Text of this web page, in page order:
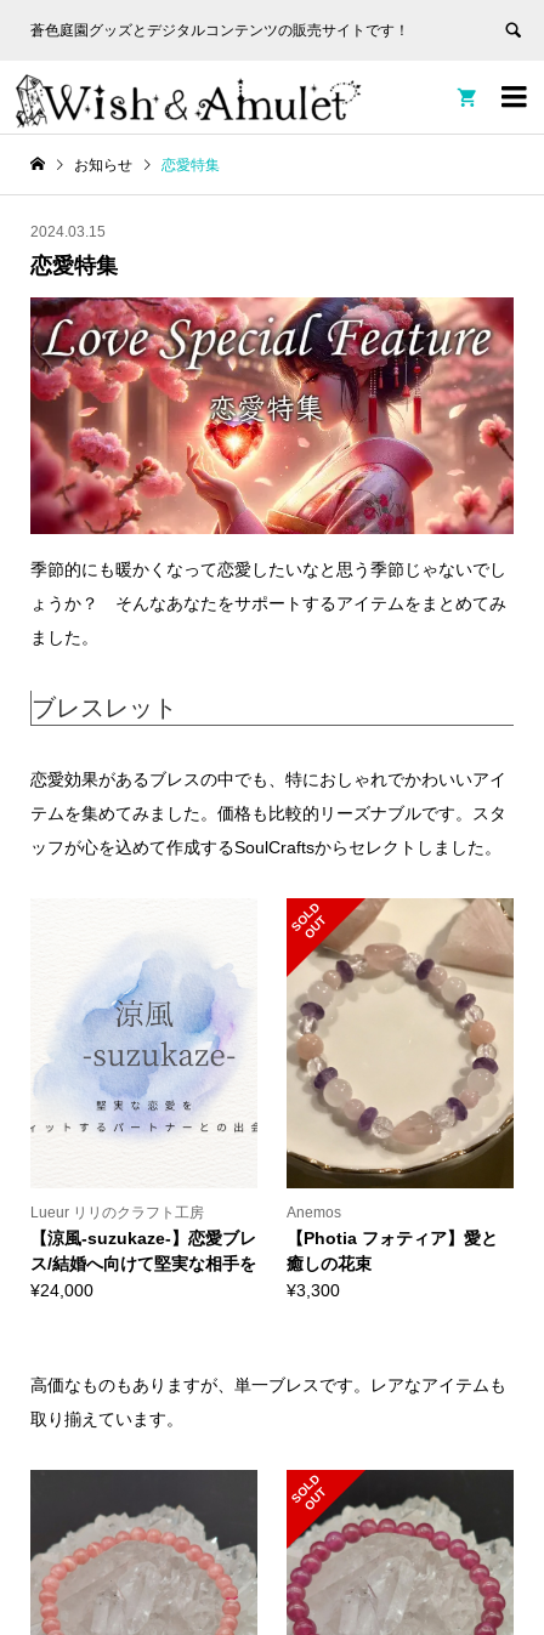
蒼色庭園グッズとデジタルコンテンツの販売サイトです！


お知らせ 恋愛特集
2024.03.15
恋愛特集
季節的にも暖かくなって恋愛したいなと思う季節じゃないでし
ょうか？ そんなあなたをサポートするアイテムをまとめてみ
ました。
ブレスレット
恋愛効果があるブレスの中でも、特におしゃれでかわいいアイ
テムを集めてみました。価格も比較的リーズナブルです。スタ
ッフが心を込めて作成するSoulCraftsからセレクトしました。
Lueur リリのクラフト工房
【涼風‐suzukaze‐】恋愛ブレ
ス/結婚へ向けて堅実な相手を
¥24,000
S
O
L
D
O
U
T
Anemos
【Photia フォティア】愛と
癒しの花束
¥3,300
高価なものもありますが、単一ブレスです。レアなアイテムも
取り揃えています。
S
O
L
D
O
U
T
蒼色庭園グッズとデジタルコンテンツの販売サイトです！
非表